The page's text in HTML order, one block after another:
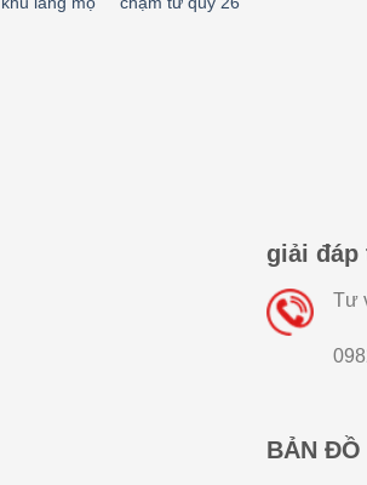
giải đáp
Tư
BẢN ĐỒ